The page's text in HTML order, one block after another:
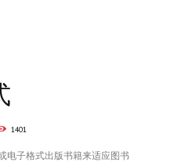
1401
电子格式出版书籍来适应图书